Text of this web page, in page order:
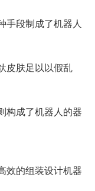
段制成了机器人
肤足以以假乱
成了机器人的器
的组装设计机器